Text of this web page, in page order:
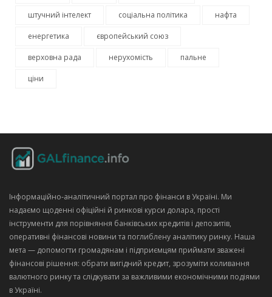
штучний інтелект соціальна політика нафта
енергетика європейський союз
верховна рада нерухомість пальне
ціни
Інформаційно‑аналітичний портал про фінанси в Україні. Ми
надаємо щоденні офіційні й ринкові курси долара, прості
інструменти для порівняння банківських кредитів і депозитів,
оперативні фінансові новини та поглиблену аналітику ринку. Наша
мета — допомогти громадянам і підприємцям приймати зважені
фінансові рішення: обрати вигідний кредит, зрозуміти коливання
валютного ринку та слідкувати за важливими економічними подіями
в Україні.